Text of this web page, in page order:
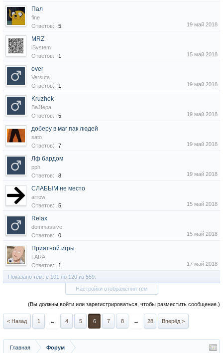
Пал
fine
Ответов:
5 19 май 2018
MRZ
iSystem
Ответов:
1 15 май 2018
over
Versuta
Ответов:
1 19 май 2018
Kruzhok
BaJIepa
Ответов:
5 19 май 2018
доберу в маг пак людей
sato
Ответов:
7 19 май 2018
Лф бардом
pph
Ответов:
8 19 май 2018
СЛАБЫМ не место
arrow
Ответов:
5 15 май 2018
Relax
dommassive
Ответов:
0 15 май 2018
Приятной игры
FARA
Ответов:
1 17 май 2018
Показано тем: с 101 по 120 из 559.
Настройки отображения тем
(Вы должны войти или зарегистрироваться, чтобы разместить сообщение.)
< Назад 1 ← 4 5 6 7 8 → 28 Вперёд >
Главная Форум